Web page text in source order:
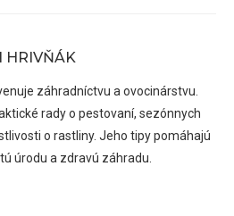
HRIVŇÁK
záhradníctvu a ovocinárstvu.
rady o pestovaní, sezónnych
o rastliny. Jeho tipy pomáhajú
úrodu a zdravú záhradu.